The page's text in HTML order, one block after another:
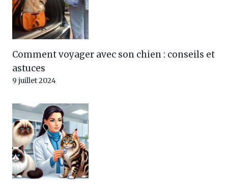
Comment voyager avec son chien : conseils et
astuces
9 juillet 2024